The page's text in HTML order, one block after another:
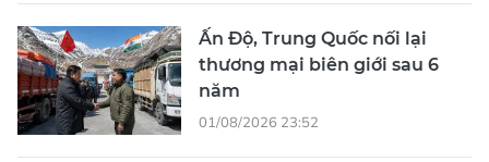
Ấn Độ, Trung Quốc nối lại
thương mại biên giới sau 6
năm
01/08/2026 23:52